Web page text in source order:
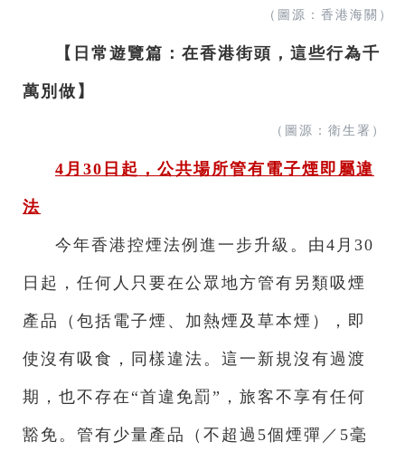
（圖源：香港海關）
【日常遊覽篇：在香港街頭，這些行為千
萬別做】
（圖源：衛生署）
4月30日起，公共場所管有電子煙即屬違
法
今年香港控煙法例進一步升級。由4月30
日起，任何人只要在公眾地方管有另類吸煙
產品（包括電子煙、加熱煙及草本煙），即
使沒有吸食，同樣違法。這一新規沒有過渡
期，也不存在“首違免罰”，旅客不享有任何
豁免。管有少量產品（不超過5個煙彈／5毫